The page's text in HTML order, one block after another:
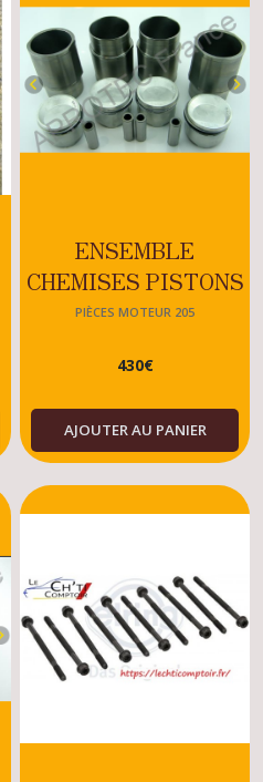
ENSEMBLE
CHEMISES PISTONS
PEUGEOT 205 GTI
BRETILLE
PIÈCES MOTEUR 205
430€
AJOUTER AU PANIER